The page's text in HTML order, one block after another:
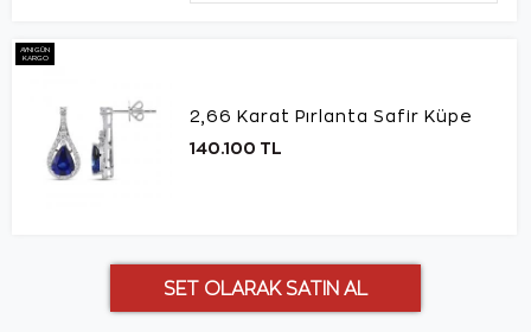
AYNI GÜN
KARGO
2,66 Karat Pırlanta Safir Küpe
140.100 TL